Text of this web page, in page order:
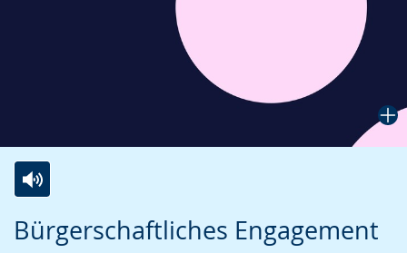
Bürgerschaftliches Engagement
Leichten
Audio-
Video